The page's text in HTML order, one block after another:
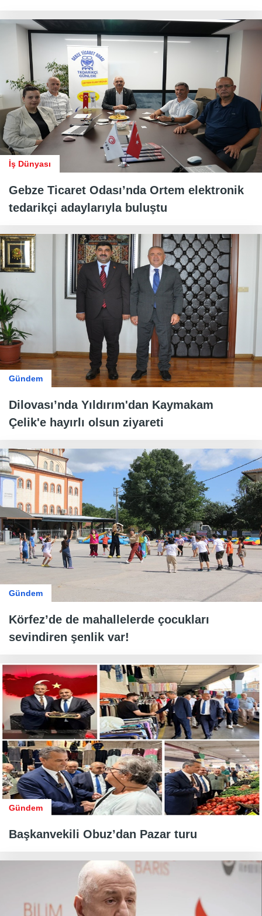
İş Dünyası
Gebze Ticaret Odası’nda Ortem elektronik
tedarikçi adaylarıyla buluştu
Gündem
Dilovası’nda Yıldırım'dan Kaymakam
Çelik'e hayırlı olsun ziyareti
Gündem
Körfez’de de mahallelerde çocukları
sevindiren şenlik var!
Gündem
Başkanvekili Obuz’dan Pazar turu